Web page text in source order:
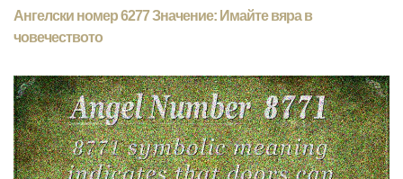
Ангелски номер 6277 Значение: Имайте вяра в
човечеството